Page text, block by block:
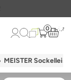
0
MEISTER